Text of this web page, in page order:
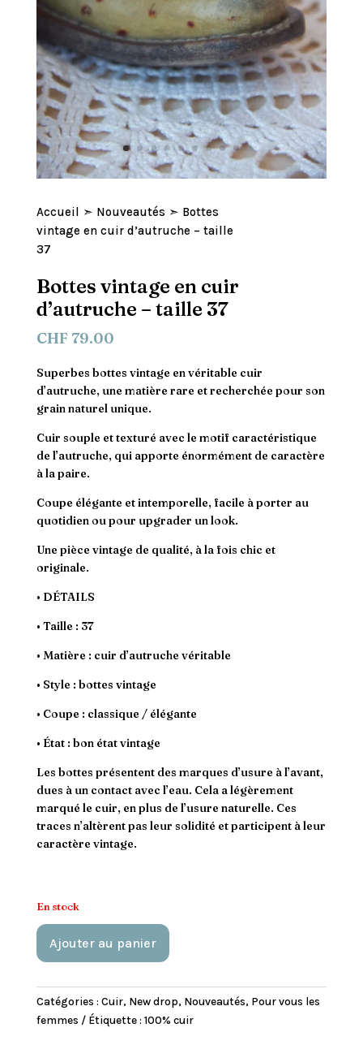
Accueil ➣ Nouveautés ➣ Bottes
vintage en cuir d’autruche – taille
37
Bottes vintage en cuir
d’autruche – taille 37
CHF79.00
Superbes bottes vintage en véritable cuir
d’autruche, une matière rare et recherchée pour son
grain naturel unique.
Cuir souple et texturé avec le motif caractéristique
de l’autruche, qui apporte énormément de caractère
à la paire.
Coupe élégante et intemporelle, facile à porter au
quotidien ou pour upgrader un look.
Une pièce vintage de qualité, à la fois chic et
originale.
• DÉTAILS
• Taille : 37
• Matière : cuir d’autruche véritable
• Style : bottes vintage
• Coupe : classique / élégante
• État : bon état vintage
Les bottes présentent des marques d’usure à l’avant,
dues à un contact avec l’eau. Cela a légèrement
marqué le cuir, en plus de l’usure naturelle. Ces
traces n’altèrent pas leur solidité et participent à leur
caractère vintage.
En stock
Ajouter au panier
A
l
e
r
n
Catégories : Cuir, New drop, Nouveautés, Pour vous les
femmes
Étiquette : 100% cuir